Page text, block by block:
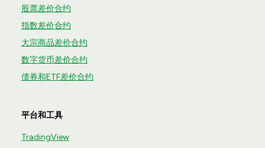
股票差价合约
指数差价合约
大宗商品差价合约
数字货币差价合约
债券和ETF差价合约
平台和工具
TradingView